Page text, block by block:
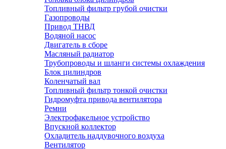
Топливный фильтр грубой очистки
Газопроводы
Привод ТНВД
Водяной насос
Двигатель в сборе
Масляный радиатор
Трубопроводы и шланги системы охлаждения
Блок цилиндров
Коленчатый вал
Топливный фильтр тонкой очистки
Гидромуфта привода вентилятора
Ремни
Электрофакельное устройство
Впускной коллектор
Охладитель наддувочного воздуха
Вентилятор